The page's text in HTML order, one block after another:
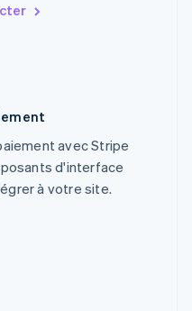
avec Stripe
d'interface
à votre site.